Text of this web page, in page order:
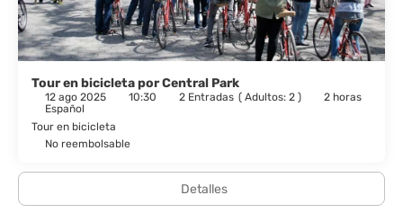
Tour en bicicleta por Central Park
12 ago 2025 10:30 2 Entradas ( Adultos: 2 )
2 horas
Español
Tour en bicicleta
No reembolsable
Detalles